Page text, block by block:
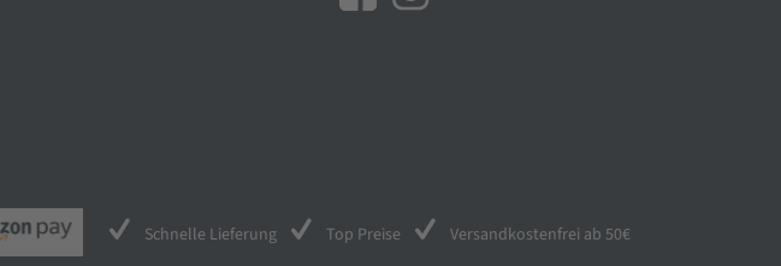
Schnelle Lieferung Top Preise Versandkostenfrei ab 50€